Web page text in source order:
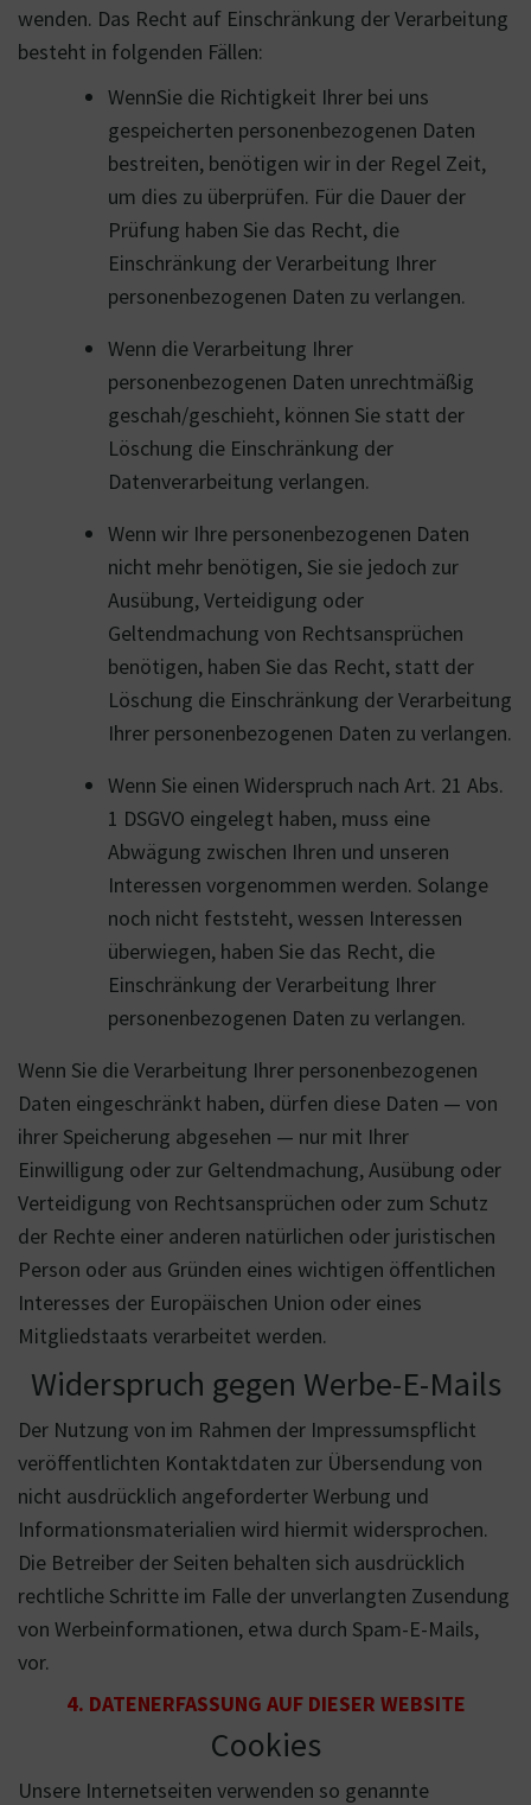
wenden. Das Recht auf Einschränkung der Verarbeitung
besteht in folgenden Fällen:
WennSie die Richtigkeit Ihrer bei uns
gespeicherten personenbezogenen Daten
bestreiten, benötigen wir in der Regel Zeit,
um dies zu überprüfen. Für die Dauer der
Prüfung haben Sie das Recht, die
Einschränkung der Verarbeitung Ihrer
personenbezogenen Daten zu verlangen.
Wenn die Verarbeitung Ihrer
personenbezogenen Daten unrechtmäßig
geschah/geschieht, können Sie statt der
Löschung die Einschränkung der
Datenverarbeitung verlangen.
Wenn wir Ihre personenbezogenen Daten
nicht mehr benötigen, Sie sie jedoch zur
Ausübung, Verteidigung oder
Geltendmachung von Rechtsansprüchen
benötigen, haben Sie das Recht, statt der
Löschung die Einschränkung der Verarbeitung
Ihrer personenbezogenen Daten zu verlangen.
Wenn Sie einen Widerspruch nach Art. 21 Abs.
1 DSGVO eingelegt haben, muss eine
Abwägung zwischen Ihren und unseren
Interessen vorgenommen werden. Solange
noch nicht feststeht, wessen Interessen
überwiegen, haben Sie das Recht, die
Einschränkung der Verarbeitung Ihrer
personenbezogenen Daten zu verlangen.
Wenn Sie die Verarbeitung Ihrer personenbezogenen
Daten eingeschränkt haben, dürfen diese Daten — von
ihrer Speicherung abgesehen — nur mit Ihrer
Einwilligung oder zur Geltendmachung, Ausübung oder
Verteidigung von Rechtsansprüchen oder zum Schutz
der Rechte einer anderen natürlichen oder juristischen
Person oder aus Gründen eines wichtigen öffentlichen
Interesses der Europäischen Union oder eines
Mitgliedstaats verarbeitet werden.
Widerspruch gegen Werbe-E-Mails
Der Nutzung von im Rahmen der Impressumspflicht
veröffentlichten Kontaktdaten zur Übersendung von
nicht ausdrücklich angeforderter Werbung und
Informationsmaterialien wird hiermit widersprochen.
Die Betreiber der Seiten behalten sich ausdrücklich
rechtliche Schritte im Falle der unverlangten Zusendung
von Werbeinformationen, etwa durch Spam-E-Mails,
vor.
4. DATENERFASSUNG AUF DIESER WEBSITE
Cookies
Unsere Internetseiten verwenden so genannte